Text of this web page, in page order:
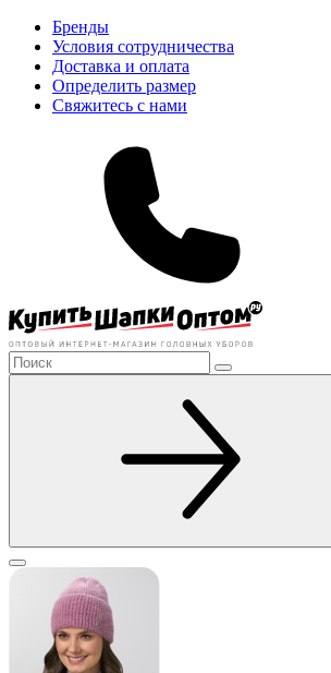
Бренды
Условия сотрудничества
Доставка и оплата
Определить размер
Свяжитесь с нами